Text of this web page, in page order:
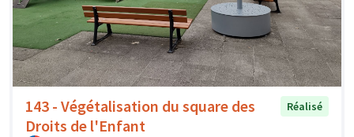
143 - Végétalisation du square des
Droits de l'Enfant
Réalisé